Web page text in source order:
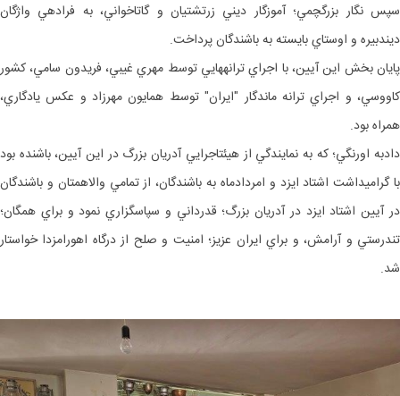
سپس نگار بزرگ‎چمي؛ آموزگار ديني زرتشتيان و گاتاخواني، به فرادهي واژگان
دين‎دبيره و اوستاي بايسته به باشندگان پرداخت.
پايان بخش اين آيين، با اجراي ترانه‎هايي توسط مهري غيبي، فريدون سامي، كشور
كاووسي، و اجراي ترانه ماندگار "ايران" توسط همايون مهرزاد و عكس يادگاري،
همراه بود.
دادبه اورنگي؛ كه به نمايندگي از هيئت‎اجرايي آدريان بزرگ در اين آيين، باشنده بود
با گراميداشت اشتاد ايزد و امردادماه به باشندگان، از تمامي والاهمتان و باشندگان
در آيين اشتاد ايزد در آدريان بزرگ؛ قدرداني و سپاسگزاري نمود و براي همگان؛
تندرستي و آرامش، و براي ايران عزيز؛ امنيت و صلح از درگاه اهورامزدا خواستار
شد.